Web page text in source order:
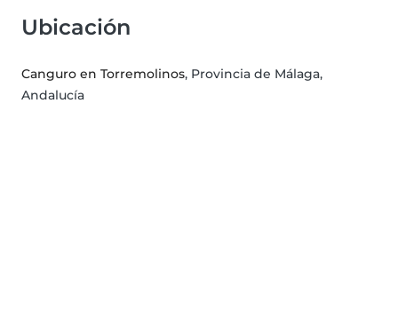
Ubicación
Canguro en Torremolinos, Provincia de Málaga,
Andalucía